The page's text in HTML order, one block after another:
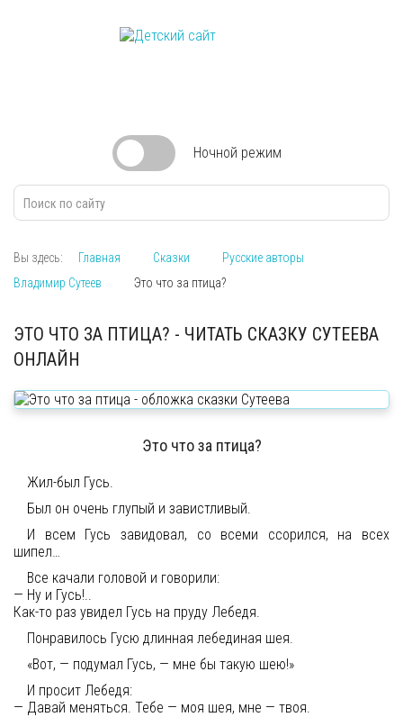
Ночной режим
Вы здесь: Главная Сказки
Русские авторы
Владимир Сутеев
Это что за птица?
ЭТО ЧТО ЗА ПТИЦА? - ЧИТАТЬ СКАЗКУ СУТЕЕВА
ОНЛАЙН
Это что за птица?
Жил-был Гусь.
Был он очень глупый и завистливый.
И всем Гусь завидовал, со всеми ссорился, на всех
шипел…
Все качали головой и говорили:
— Ну и Гусь!..
Как-то раз увидел Гусь на пруду Лебедя.
Понравилось Гусю длинная лебединая шея.
«Вот, — подумал Гусь, — мне бы такую шею!»
И просит Лебедя:
— Давай меняться. Тебе — моя шея, мне — твоя.